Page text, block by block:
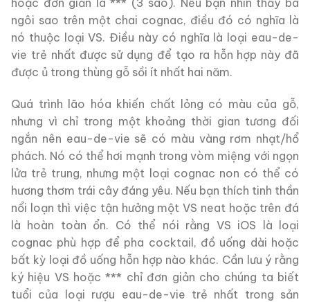
ngôi sao trên một chai cognac, điều đó có nghĩa là
nó thuộc loại VS. Điều này có nghĩa là loại eau-de-
vie trẻ nhất được sử dụng để tạo ra hỗn hợp này đã
được ủ trong thùng gỗ sồi ít nhất hai năm.
Quá trình lão hóa khiến chất lỏng có màu của gỗ,
nhưng vì chỉ trong một khoảng thời gian tương đối
ngắn nên eau-de-vie sẽ có màu vàng rơm nhạt/hổ
phách. Nó có thể hơi mạnh trong vòm miệng với ngọn
lửa trẻ trung, nhưng một loại cognac non có thể có
hương thơm trái cây đáng yêu. Nếu bạn thích tinh thần
nổi loạn thì việc tận hưởng một VS neat hoặc trên đá
là hoàn toàn ổn. Có thể nói rằng VS iOS là loại
cognac phù hợp để pha cocktail, đồ uống dài hoặc
bất kỳ loại đồ uống hỗn hợp nào khác. Cần lưu ý rằng
ký hiệu VS hoặc *** chỉ đơn giản cho chúng ta biết
tuổi của loại rượu eau-de-vie trẻ nhất trong sản